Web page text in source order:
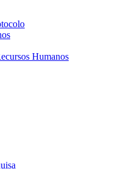
Humanos